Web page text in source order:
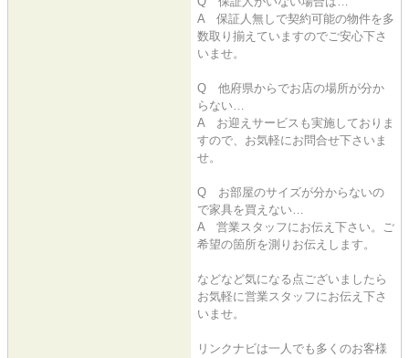
A 保証人無しで契約可能の物件を多
数取り揃えていますのでご安心下さ
いませ。
Q 他府県からでお店の場所が分か
らない…
A お迎えサービスも実施しておりま
すので、お気軽にお問合せ下さいま
せ。
Q お部屋のサイズが分からないの
で家具を買えない…
A 営業スタッフにお伝え下さい。ご
希望の箇所を測りお伝えします。
などなど気になる点ございましたら
お気軽に営業スタッフにお伝え下さ
いませ。
リンクナビは一人でも多くのお客様